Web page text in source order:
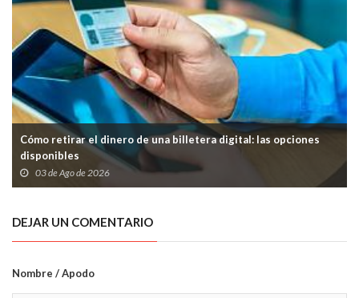
Cómo retirar el dinero de una billetera digital: las opciones
disponibles
03 de Ago de 2026
DEJAR UN COMENTARIO
Nombre / Apodo